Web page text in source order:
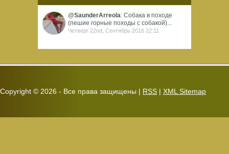
@SaunderArreola: Собака в походе
(пешие горные походы с собакой)...
Четверг 22nd, Сентябрь 2016 22:11
Copyright © 2026 - Все права защищены | RSS | XML Sitemap